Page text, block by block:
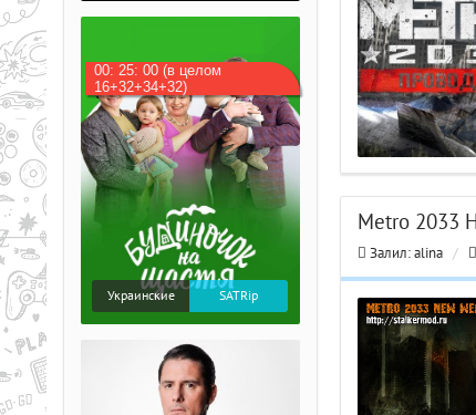
Metro 2033
Залил:alina /
00: 25: 00 (в целом
16+32+34+32)
Украинские SATRip